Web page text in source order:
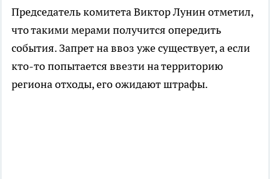
Председатель комитета Виктор Лунин отметил,
что такими мерами получится опередить
события. Запрет на ввоз уже существует, а если
кто-то попытается ввезти на территорию
региона отходы, его ожидают штрафы.